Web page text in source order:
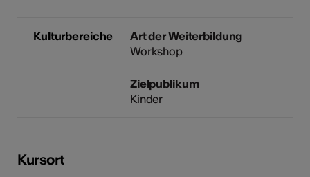
Kulturbereiche
Art der Weiterbildung
Workshop
Zielpublikum
Kinder
Kursort